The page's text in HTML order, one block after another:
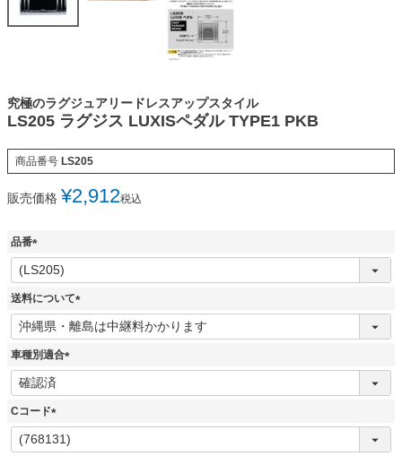
究極のラグジュアリードレスアップスタイル
LS205 ラグジス LUXISペダル TYPE1 PKB
商品番号 LS205
販売価格 ¥2,912税込
品番
(
必
須
送料について
(
必
車種別適合
(
Cコード
(
必